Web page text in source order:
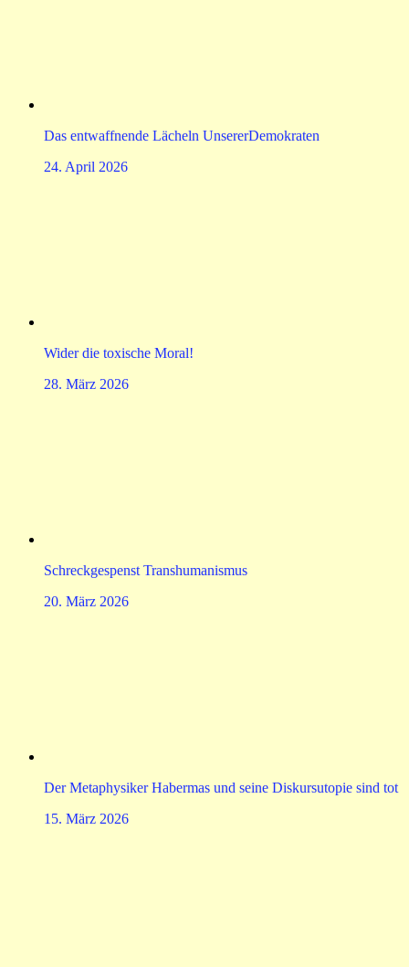
Das entwaffnende Lächeln UnsererDemokraten
24. April 2026
Wider die toxische Moral!
28. März 2026
Schreckgespenst Transhumanismus
20. März 2026
Der Metaphysiker Habermas und seine Diskursutopie sind tot
15. März 2026